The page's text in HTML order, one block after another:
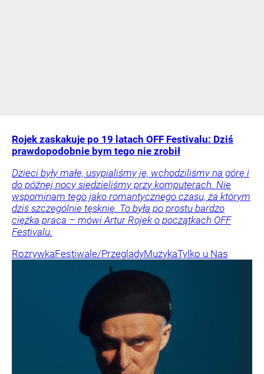
Rojek zaskakuje po 19 latach OFF Festivalu: Dziś
prawdopodobnie bym tego nie zrobił
Dzieci były małe, usypialiśmy je, wchodziliśmy na górę i
do późnej nocy siedzieliśmy przy komputerach. Nie
wspominam tego jako romantycznego czasu, za którym
dziś szczególnie tęsknię. To była po prostu bardzo
ciężka praca – mówi Artur Rojek o początkach OFF
Festivalu.
RozrywkaFestiwale/PrzeglądyMuzykaTylko u Nas